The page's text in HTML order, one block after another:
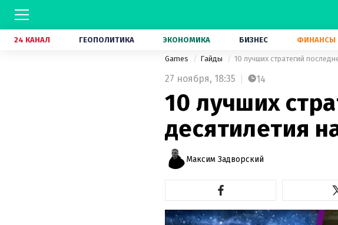
24 КАНАЛ ГЕОПОЛИТИКА ЭКОНОМИКА БИЗНЕС ФИНАНСЫ
Games Гайды 10 лучших стратегий
27 ноября, 18:35 14
10 лучших
десятилетия
Максим Задворский